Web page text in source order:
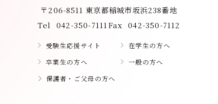
〒206-8511 東京都稲城市坂浜238番地
Tel
042-350-7111 Fax 042-350-7112
受験生応援サイト
在学生の方へ
卒業生の方へ
一般の方へ
保護者・ご父母の方へ